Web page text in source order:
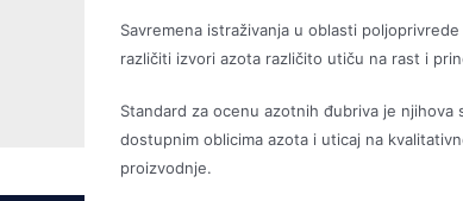
Savremena istraživanja u oblasti
različiti izvori azota različito utiču na rast i
Standard za ocenu azotnih đubriva je njihova
dostupnim oblicima azota i uticaj na
proizvodnje.